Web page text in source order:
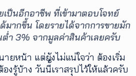
ป็นอีกอาชีพ ที่เข้ามาตอบโจทย์
มากขึ้น โดยรายได้จากการขายมัก
ต่ำ 3% จากมูลค่าสินค้าเลยครับ
ยหน้า แต่ยังไม่แน่ใจว่า ต้องเริ่ม
งรู้บ้าง วันนีั้เราสรุปไว้ให้แล้วครับ